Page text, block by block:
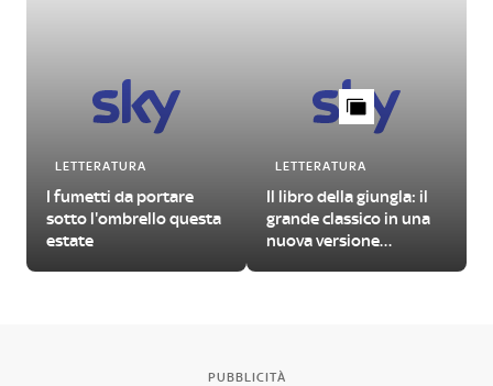
LETTERATURA
I fumetti da portare
sotto l'ombrello questa
estate
LETTERATURA
Il libro della giungla: il
grande classico in una
nuova versione
PUBBLICITÀ